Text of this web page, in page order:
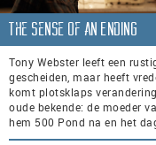
The Sense of an Ending
Tony Webster leeft een
gescheiden, maar heeft
komt plotsklaps
oude bekende: de moeder
hem 500 Pond na en het